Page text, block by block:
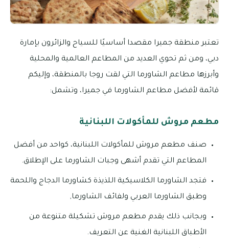
تعتبر منطقة جميرا مقصدا أساسيًا للسياح والزائرون بإمارة
دبي، ومن ثم تحوي العديد من المطاعم العالمية والمحلية
وأبرزها مطاعم الشاورما التي لقت روجا بالمنطقة، وإليكم
قائمة لأفضل مطاعم الشاورما في جميرا، وتشمل:
مطعم مروش للمأكولات اللبنانية
صنف مطعم مروش للمأكولات اللبنانية، كواحد من أفضل
المطاعم التي تقدم أشهى وجبات الشاورما على الإطلاق.
فتجد الشاورما الكلاسيكية اللذيذة كشاورما الدجاج واللحمة
وطبق الشاورما العربي ولفائف الشاورما,
وبجانب ذلك يقدم مطعم مروش تشكيلة متنوعة من
الأطباق اللبنانية الغنية عن التعريف.